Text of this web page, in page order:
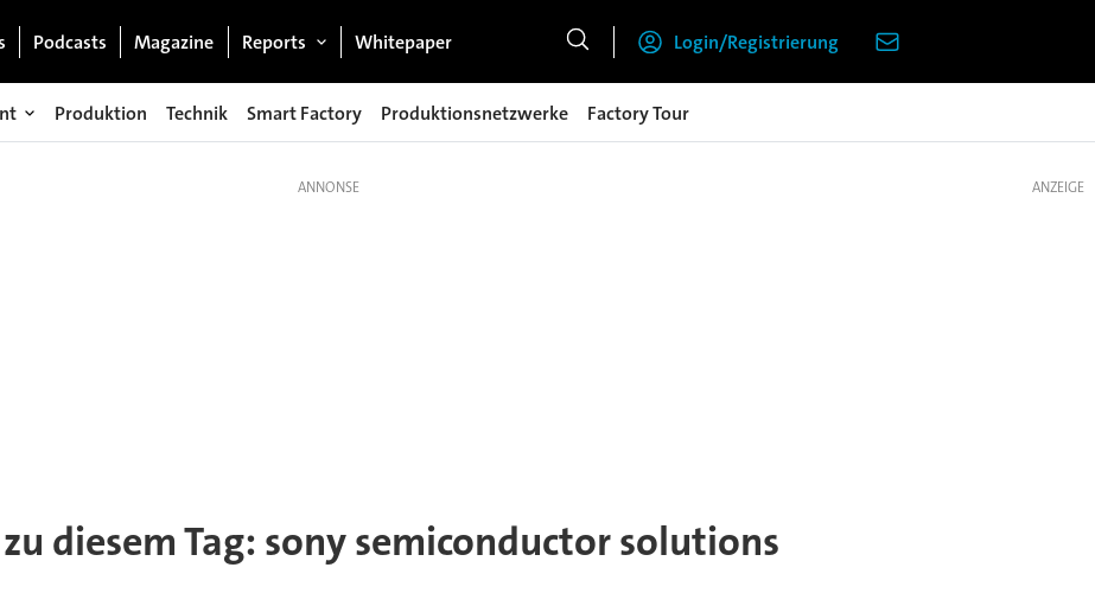
Podcasts Magazine Reports Whitepaper Login/Registrierung
Produktion Technik Smart Factory Produktionsnetzwerke Factory Tour
diesem Tag: sony semiconductor solutions
ANZEIGE